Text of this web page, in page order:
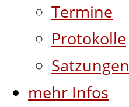
Termine
Protokolle
Satzungen
mehr Infos